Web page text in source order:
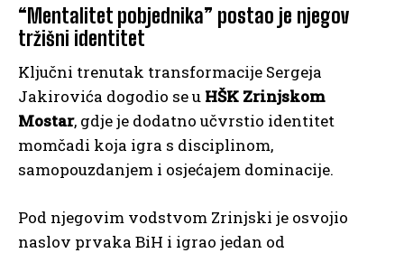
“Mentalitet pobjednika” postao je njegov
tržišni identitet
Ključni trenutak transformacije Sergeja
Jakirovića dogodio se u HŠK Zrinjskom
Mostar, gdje je dodatno učvrstio identitet
momčadi koja igra s disciplinom,
samopouzdanjem i osjećajem dominacije.
Pod njegovim vodstvom Zrinjski je osvojio
naslov prvaka BiH i igrao jedan od